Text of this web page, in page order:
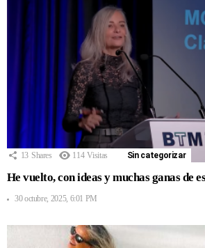
13 Shares 114 Visitas Sin categorizar
He vuelto, con ideas y muchas ganas de
30 octubre, 2025, 6:01 PM